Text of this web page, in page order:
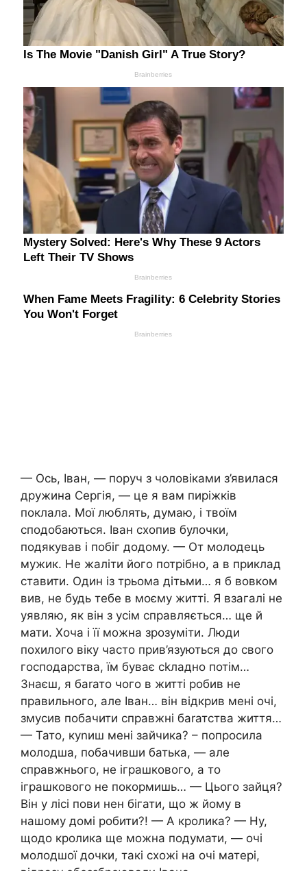
— Ось, Іван, — поруч з чоловіками з’явилася
дружина Сергія, — це я вам пиріжків
поклала. Мої люблять, думаю, і твоїм
сподобаються. Іван схопив булочки,
подякував і побіг додому. — От молодець
мужик. Не жаліти його потрібно, а в приклад
ставити. Один із трьома дітьми… я б вовком
вив, не будь тебе в моєму житті. Я взагалі не
уявляю, як він з усім справляється… ще й
мати. Хоча і її можна зрозуміти. Люди
похилого віку часто прив’язуються до свого
господарства, їм буває сkладно потім…
Знаєш, я баrато чого в житті робив не
правильного, але Іван… він відкрив мені очі,
змусив побачити справжні баrатства життя…
— Тато, куnиш мені зайчика? – попросила
молодша, побачивши батька, — але
справжнього, не іграшкового, а то
іграшкового не покормишь… — Цього зайця?
Він у лісі пови нен бігати, що ж йому в
нашому домі робити?! — А кролика? — Ну,
щодо кролика ще можна подумати, — очі
молодшої дочки, такі схожі на очі матері,